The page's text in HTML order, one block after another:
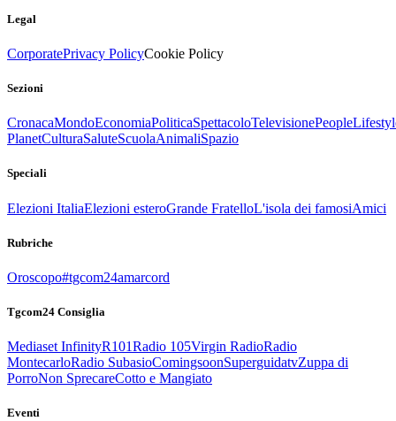
Legal
CorporatePrivacy PolicyCookie Policy
Sezioni
CronacaMondoEconomiaPoliticaSpettacoloTelevisionePeople
PlanetCulturaSaluteScuolaAnimaliSpazio
Speciali
Elezioni ItaliaElezioni esteroGrande FratelloL'isola dei famosiAmici
Rubriche
Oroscopo#tgcom24amarcord
Tgcom24 Consiglia
Mediaset InfinityR101Radio 105Virgin RadioRadio
MontecarloRadio SubasioComingsoonSuperguidatvZuppa di
PorroNon SprecareCotto e Mangiato
Eventi